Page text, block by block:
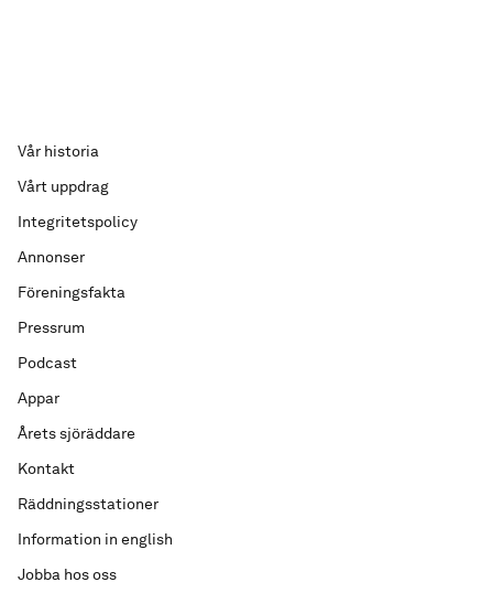
Vår historia
Vårt uppdrag
Integritetspolicy
Annonser
Föreningsfakta
Pressrum
Podcast
Appar
Årets sjöräddare
Kontakt
Räddningsstationer
Information in english
Jobba hos oss